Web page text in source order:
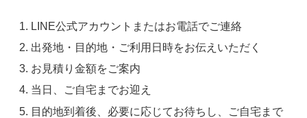
LINE公式アカウントまたはお電話でご連絡
出発地・目的地・ご利用日時をお伝えいただく
お見積り金額をご案内
当日、ご自宅までお迎え
目的地到着後、必要に応じてお待ちし、ご自宅まで